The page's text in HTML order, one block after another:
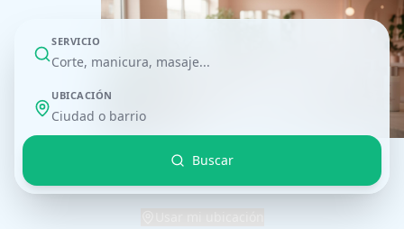
SERVICIO
UBICACIÓN
Buscar
Usar mi ubicación